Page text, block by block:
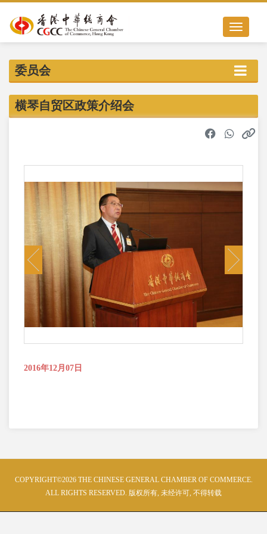
Toggle
委员会
横琴自贸区政策介绍会
Previous Next
2016年12月07日
COPYRIGHT©2026 THE CHINESE GENERAL CHAMBER OF COMMERCE.
ALL RIGHTS RESERVED. 版权所有, 未经许可, 不得转载